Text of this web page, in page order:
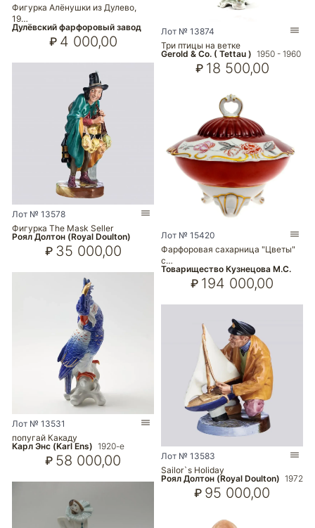
Фигурка Алёнушки из Дулево,
19…
Дулёвский фарфоровый завод
₽ 4 000,00
Лот № 13578
Фигурка The Mask Seller
Роял Долтон (Royal Doulton)
₽ 35 000,00
Лот № 13531
попугай Какаду
Карл Энс (Karl Ens) 1920-е
₽ 58 000,00
Лот № 13874
Три птицы на ветке
Gerold & Co. ( Tettau ) 1950 - 1960
₽ 18 500,00
Лот № 15420
Фарфоровая сахарница "Цветы"
с…
Товарищество Кузнецова М.С.
₽ 194 000,00
Лот № 13583
Sailor`s Holiday
Роял Долтон (Royal Doulton) 1972
₽ 95 000,00